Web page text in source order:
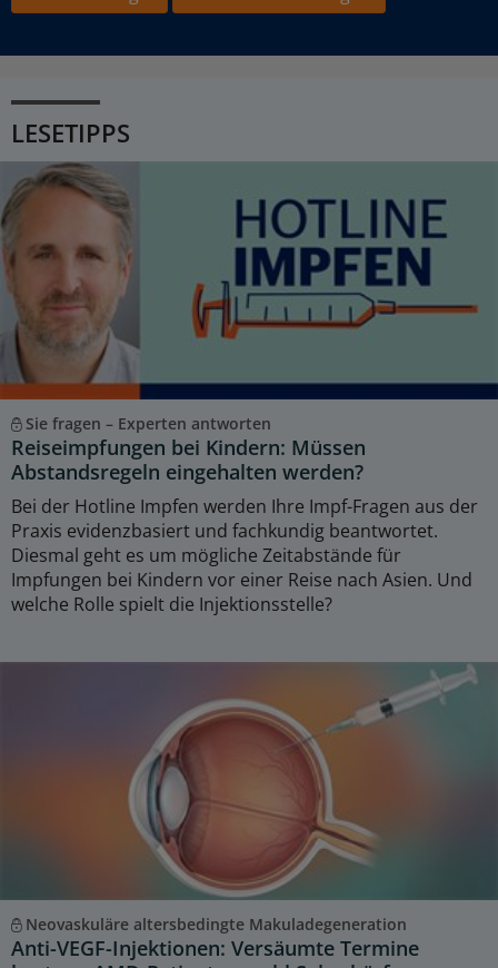
LESETIPPS
Sie fragen – Experten antworten
Reiseimpfungen bei Kindern: Müssen
Abstandsregeln eingehalten werden?
Bei der Hotline Impfen werden Ihre Impf-Fragen aus der
Praxis evidenzbasiert und fachkundig beantwortet.
Diesmal geht es um mögliche Zeitabstände für
Impfungen bei Kindern vor einer Reise nach Asien. Und
welche Rolle spielt die Injektionsstelle?
Neovaskuläre altersbedingte Makuladegeneration
Anti-VEGF-Injektionen: Versäumte Termine